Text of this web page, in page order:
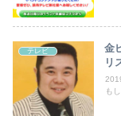
テレビ
金
リ
も